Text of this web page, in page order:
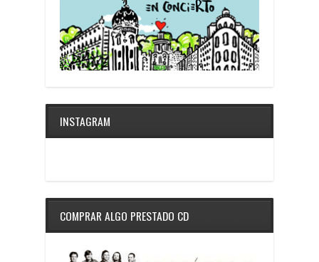
INSTAGRAM
COMPRAR ALGO PRESTADO CD